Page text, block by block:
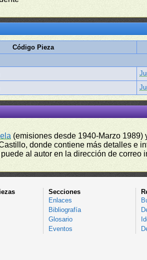
Código Pieza
(emisiones desde 1940-Marzo 1989)
donde contiene más detalles e
al autor en la dirección de correo
Secciones
Enlaces
Bibliografía
Glosario
Eventos